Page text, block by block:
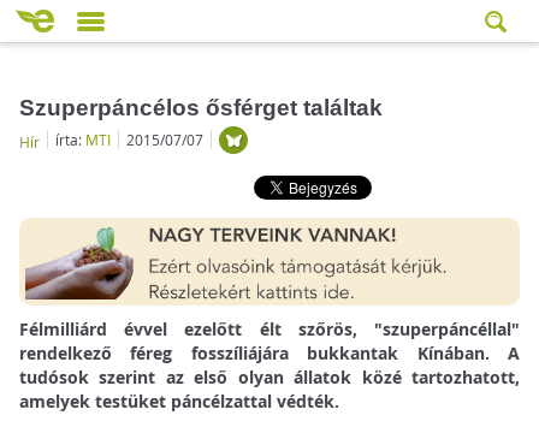
Szuperpáncélos ősférget találtak
Hír írta: MTI 2015/07/07
Félmilliárd évvel ezelőtt élt szőrös, "szuperpáncéllal"
rendelkező féreg fosszíliájára bukkantak Kínában. A
tudósok szerint az első olyan állatok közé tartozhatott,
amelyek testüket páncélzattal védték.